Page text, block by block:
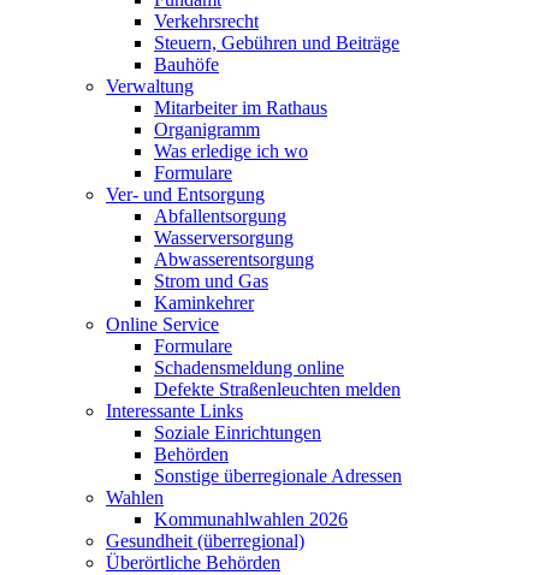
Verkehrsrecht
Steuern, Gebühren und Beiträge
Bauhöfe
Verwaltung
Mitarbeiter im Rathaus
Organigramm
Was erledige ich wo
Formulare
Ver- und Entsorgung
Abfallentsorgung
Wasserversorgung
Abwasserentsorgung
Strom und Gas
Kaminkehrer
Online Service
Formulare
Schadensmeldung online
Defekte Straßenleuchten melden
Interessante Links
Soziale Einrichtungen
Behörden
Sonstige überregionale Adressen
Wahlen
Kommunahlwahlen 2026
Gesundheit (überregional)
Überörtliche Behörden